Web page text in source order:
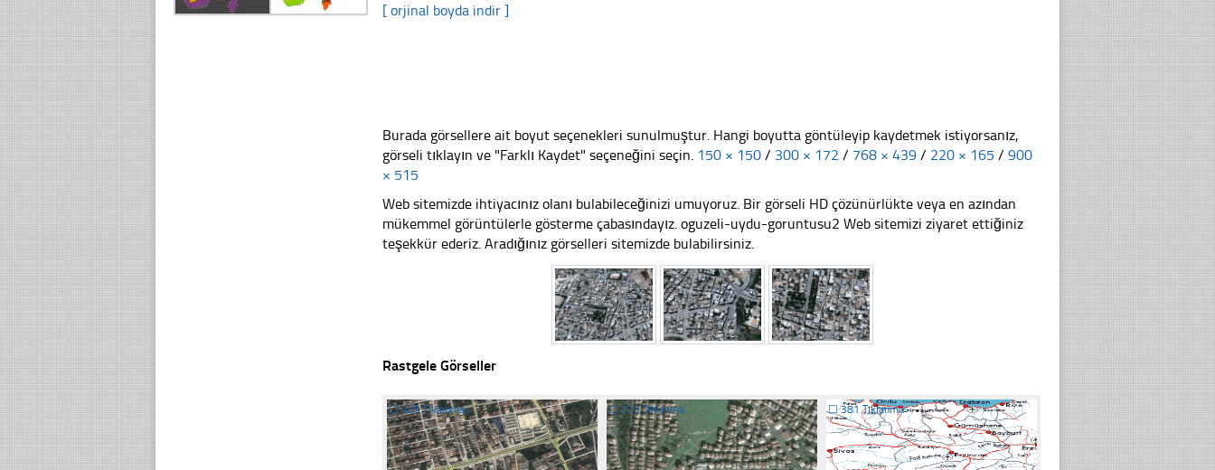
[ orjinal boyda indir ]
Burada görsellere ait boyut seçenekleri sunulmuştur. Hangi boyutta göntüleyip kaydetmek istiyorsanız,
görseli tıklayın ve "Farklı Kaydet" seçeneğini seçin. 150 × 150 / 300 × 172 / 768 × 439 / 220 × 165 / 900
× 515
Web sitemizde ihtiyacınız olanı bulabileceğinizi umuyoruz. Bir görseli HD çözünürlükte veya en azından
mükemmel görüntülerle gösterme çabasındayız. oguzeli-uydu-goruntusu2 Web sitemizi ziyaret ettiğiniz
teşekkür ederiz. Aradığınız görselleri sitemizde bulabilirsiniz.
Rastgele Görseller
☐403 Tıklanma ☐313 Tıklanma ☐381 Tıklanma